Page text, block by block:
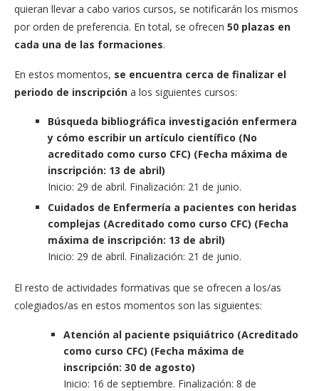
quieran llevar a cabo varios cursos, se notificarán los mismos
por orden de preferencia. En total, se ofrecen 50 plazas en
cada una de las formaciones.
En estos momentos, se encuentra cerca de finalizar el
periodo de inscripción a los siguientes cursos:
Búsqueda bibliográfica investigación enfermera
y cómo escribir un artículo científico (No
acreditado como curso CFC) (Fecha máxima de
inscripción: 13 de abril)
Inicio: 29 de abril. Finalización: 21 de junio.
Cuidados de Enfermería a pacientes con heridas
complejas (Acreditado como curso CFC) (Fecha
máxima de inscripción: 13 de abril)
Inicio: 29 de abril. Finalización: 21 de junio.
El resto de actividades formativas que se ofrecen a los/as
colegiados/as en estos momentos son las siguientes:
Atención al paciente psiquiátrico (Acreditado
como curso CFC) (Fecha máxima de
inscripción: 30 de agosto)
Inicio: 16 de septiembre. Finalización: 8 de